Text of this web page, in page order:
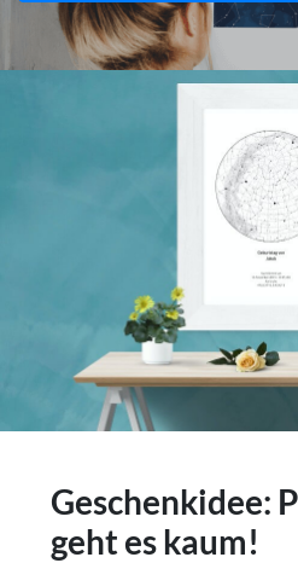
Geschenkidee:
geht es kaum!